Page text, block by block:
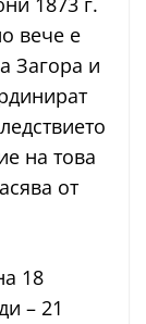
вече е
Загора и
на това
от
18
– 21